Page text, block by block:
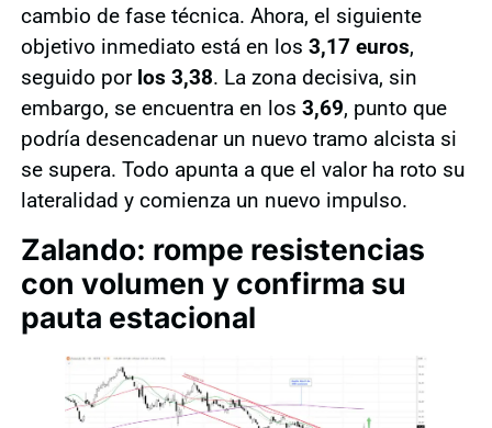
cambio de fase técnica. Ahora, el siguiente
objetivo inmediato está en los 3,17 euros,
seguido por los 3,38. La zona decisiva, sin
embargo, se encuentra en los 3,69, punto que
podría desencadenar un nuevo tramo alcista si
se supera. Todo apunta a que el valor ha roto su
lateralidad y comienza un nuevo impulso.
Zalando: rompe resistencias
con volumen y confirma su
pauta estacional